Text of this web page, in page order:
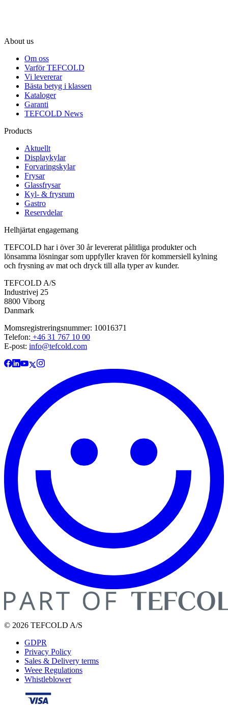
About us
Om oss
Varför TEFCOLD
Vi levererar
Bästa betyg i klassen
Kataloger
Garanti
TEFCOLD News
Products
Aktuellt
Displaykylar
Forvaringskylar
Frysar
Glassfrysar
Kyl- & frysrum
Gastro
Reservdelar
Helhjärtat engagemang
TEFCOLD har i över 30 år levererat pålitliga produkter och
lönsamma lösningar som uppfyller kraven för kommersiell kylning
och frysning av mat och dryck till alla typer av kunder.
TEFCOLD A/S
Industrivej 25
8800 Viborg
Danmark
Momsregistreringsnummer: 10016371
Telefon: +46 31 767 10 00
E-post: info@tefcold.com
© 2026 TEFCOLD A/S
GDPR
Privacy Policy
Sales & Delivery terms
Weee Regulations
Whistleblower